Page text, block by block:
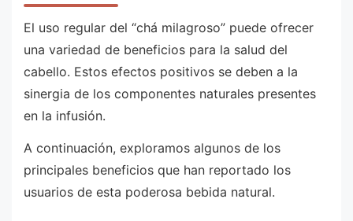
El uso regular del “chá milagroso” puede ofrecer
una variedad de beneficios para la salud del
cabello. Estos efectos positivos se deben a la
sinergia de los componentes naturales presentes
en la infusión.
A continuación, exploramos algunos de los
principales beneficios que han reportado los
usuarios de esta poderosa bebida natural.